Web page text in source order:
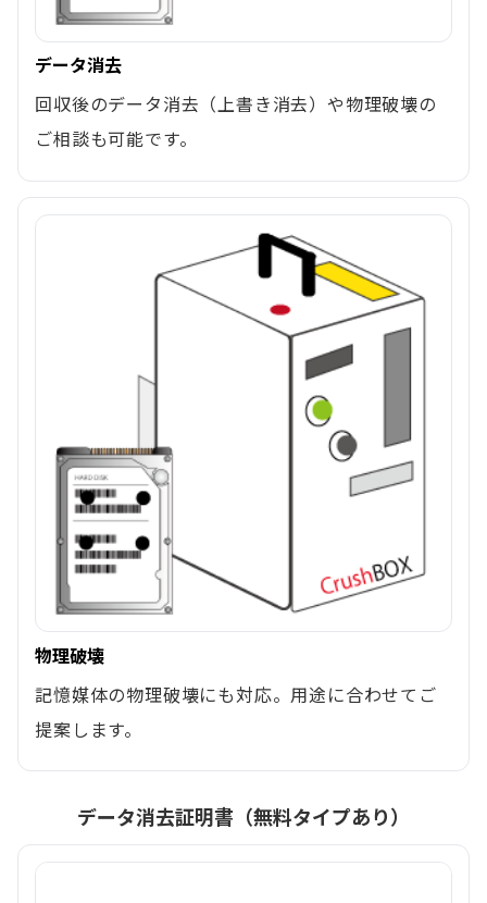
データ消去
回収後のデータ消去（上書き消去）や物理破壊の
ご相談も可能です。
物理破壊
記憶媒体の物理破壊にも対応。用途に合わせてご
提案します。
データ消去証明書（無料タイプあり）